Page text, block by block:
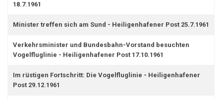
18.7.1961
Minister treffen sich am Sund - Heiligenhafener Post 25.7.1961
Verkehrsminister und Bundesbahn-Vorstand besuchten
Vogelfluglinie - Heiligenhafener Post 17.10.1961
Im rüstigen Fortschritt: Die Vogelfluglinie - Heiligenhafener
Post 29.12.1961